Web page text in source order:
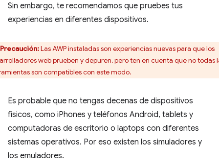
Sin embargo, te recomendamos que pruebes tus
experiencias en diferentes dispositivos.
Precaución:Las AWP instaladas son experiencias nuevas para que los
web prueben y depuren, pero ten en cuenta que no todas
son compatibles con este modo.
Es probable que no tengas decenas de dispositivos
físicos, como iPhones y teléfonos Android, tablets y
computadoras de escritorio o laptops con diferentes
sistemas operativos. Por eso existen los simuladores y
los emuladores.